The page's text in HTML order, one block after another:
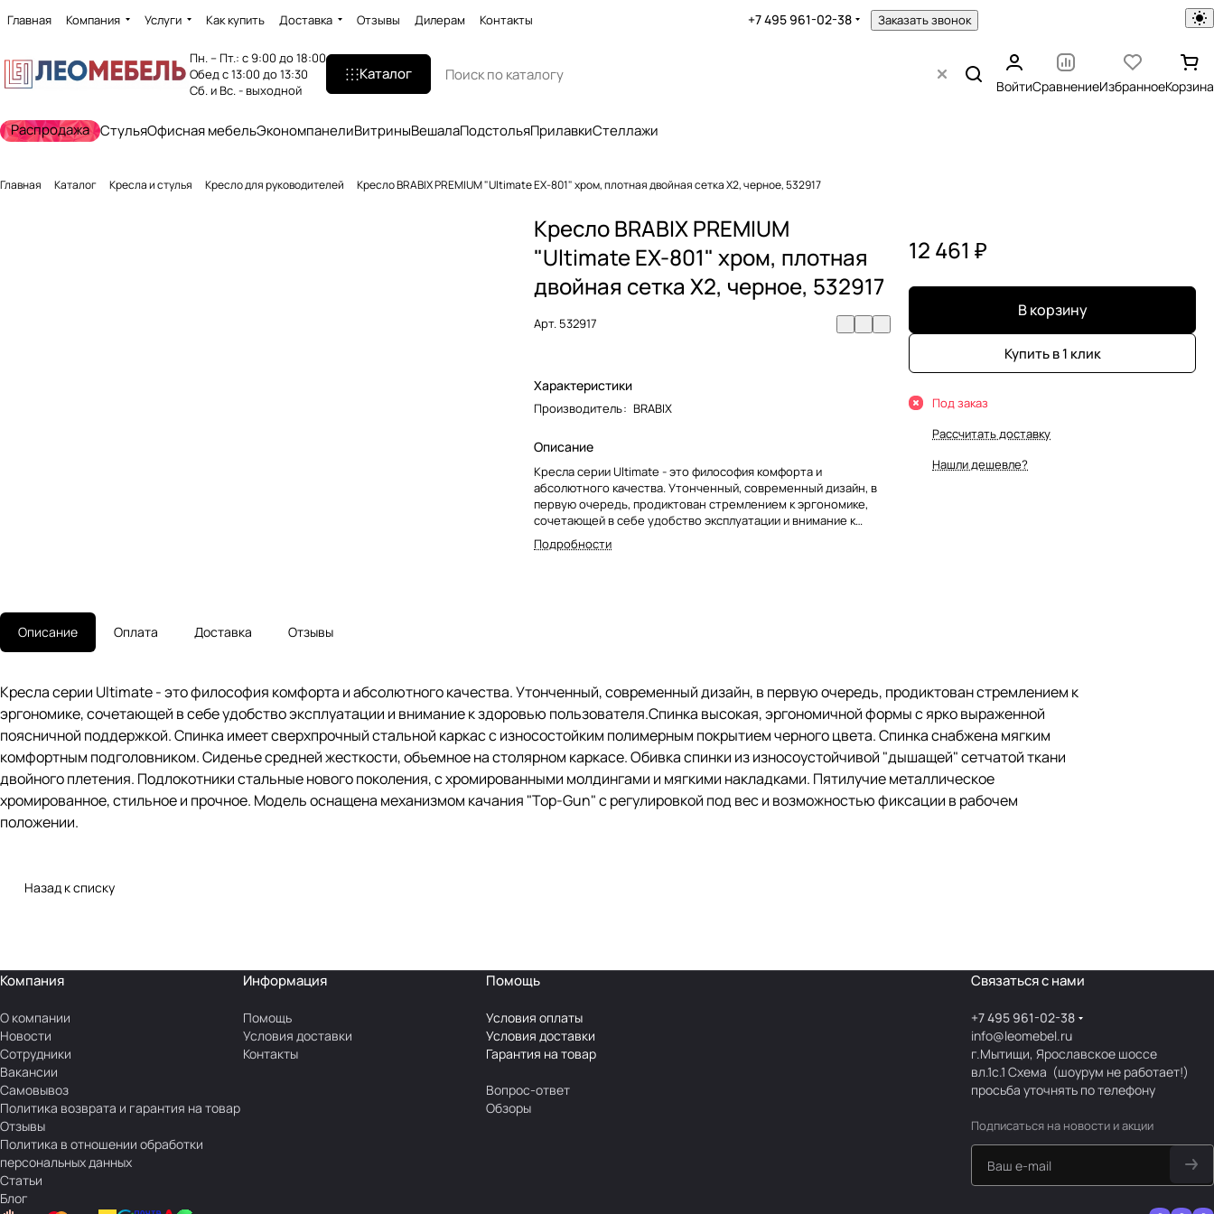
Главная Компания Услуги Как купить Доставка Отзывы Дилерам Контакты +7 495 961-02-38 Заказать звонок
Пн. – Пт.: с 9:00 до 18:00
Обед с 13:00 до 13:30
Сб. и Вс. - выходной
Каталог
ВойтиСравнениеИзбранноеКорзина
Распродажа СтульяОфисная мебельЭкономпанелиВитриныВешалаПодстольяПрилавкиСтеллажи
Главная Каталог Кресла и стулья Кресло для руководителей Кресло BRABIX PREMIUM "Ultimate EX-801" хром, плотная двойная сетка Х2, черное, 532917
Кресло BRABIX PREMIUM
"Ultimate EX-801" хром, плотная
двойная сетка Х2, черное, 532917
Арт. 532917
Характеристики
Производитель: BRABIX
Описание
Кресла серии Ultimate - это философия комфорта и
абсолютного качества. Утонченный, современный дизайн, в
первую очередь, продиктован стремлением к эргономике,
сочетающей в себе удобство эксплуатации и внимание к
здоровью пользователя.Спинка высокая, эргономичной
формы с ярко выраженной поясничной поддержкой.
Подлокотники стальные нового поколения, с
хромированными молдингами и мягкими накладками.
Пятилучие металлическое хромированное, стильное и
прочное.
Модель оснащена механизмом качания "Top-Gun" с
регулировкой под вес и возможностью фиксации в рабочем
положении.
Подробности
12 461 ₽
В корзину
Купить в 1 клик
Под заказ
Рассчитать доставку
Нашли дешевле?
Описание Оплата Доставка Отзывы
Кресла серии Ultimate - это философия комфорта и абсолютного качества. Утонченный, современный дизайн, в первую очередь, продиктован стремлением к
эргономике, сочетающей в себе удобство эксплуатации и внимание к здоровью пользователя.Спинка высокая, эргономичной формы с ярко выраженной
поясничной поддержкой. Спинка имеет сверхпрочный стальной каркас с износостойким полимерным покрытием черного цвета. Спинка снабжена мягким
комфортным подголовником. Сиденье средней жесткости, объемное на столярном каркасе. Обивка спинки из износоустойчивой "дышащей" сетчатой ткани
двойного плетения. Подлокотники стальные нового поколения, с хромированными молдингами и мягкими накладками. Пятилучие металлическое
хромированное, стильное и прочное. Модель оснащена механизмом качания "Top-Gun" с регулировкой под вес и возможностью фиксации в рабочем
положении.
Назад к списку
Компания
О компании
Новости
Сотрудники
Вакансии
Самовывоз
Политика возврата и гарантия на товар
Отзывы
Политика в отношении обработки
персональных данных
Статьи
Блог
Информация
Помощь
Условия доставки
Контакты
Помощь
Условия оплаты
Условия доставки
Гарантия на товар
Вопрос-ответ
Обзоры
Связаться с нами
+7 495 961-02-38
info@leomebel.ru
г.Мытищи, Ярославское шоссе
вл.1с.1Схема (шоурум не работает!)
просьба уточнять по телефону
Подписаться на новости и акции